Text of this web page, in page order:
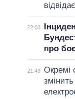
22:03
про
21:49 Окремі